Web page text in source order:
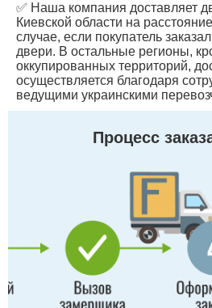
✅ Наша компания доставляет
Киевской области на
случае, если покупатель
двери. В остальные регионы,
оккупированных территорий,
осуществляется благодаря
ведущими украинскими
Процесс